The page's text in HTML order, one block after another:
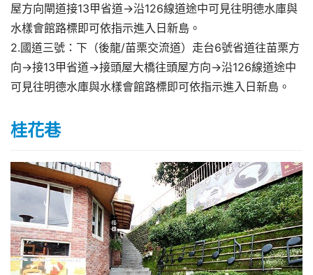
屋方向閘道接13甲省道→沿126線道途中可見往明德水庫與
水樣會館路標即可依指示進入日新島。
2.國道三號：下（後龍/苗栗交流道）走台6號省道往苗栗方
向→接13甲省道→接頭屋大橋往頭屋方向→沿126線道途中
可見往明德水庫與水樣會館路標即可依指示進入日新島。
桂花巷